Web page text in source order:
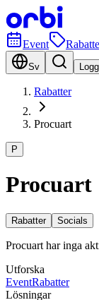
Event
Sv
Rabatter
Procuart
P
Procuart
Rabatter Socials
Procuart har inga
Utforska
EventRabatter
Lösningar